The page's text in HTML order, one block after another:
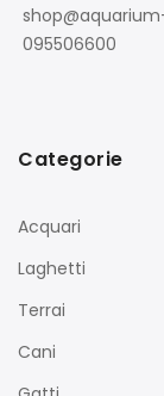
095506600
Categorie
Acquari
Laghetti
Terrai
Cani